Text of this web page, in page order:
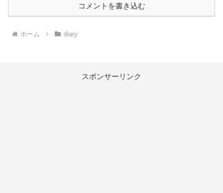
コメントを書き込む
ホーム diary
スポンサーリンク